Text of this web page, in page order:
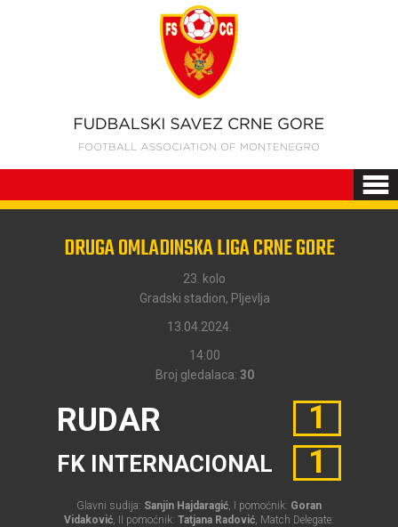
DRUGA OMLADINSKA LIGA CRNE GORE
23. kolo
Gradski stadion, Pljevlja
13.04.2024.
14:00
Broj gledalaca: 30
RUDAR
FK INTERNACIONAL
1
1
Glavni sudija: Sanjin Hajdaragić, I pomoćnik: Goran
Vidaković, II pomoćnik: Tatjana Radović, Match Delegate: